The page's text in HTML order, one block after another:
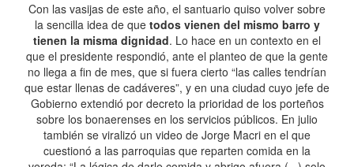
Con las vasijas de este año, el santuario quiso volver sobre
la sencilla idea de que todos vienen del mismo barro y
tienen la misma dignidad. Lo hace en un contexto en el
que el presidente respondió, ante el planteo de que la gente
no llega a fin de mes, que si fuera cierto “las calles tendrían
que estar llenas de cadáveres”, y en una ciudad cuyo jefe de
Gobierno extendió por decreto la prioridad de los porteños
sobre los bonaerenses en los servicios públicos. En julio
también se viralizó un video de Jorge Macri en el que
cuestionó a las parroquias que reparten comida en la